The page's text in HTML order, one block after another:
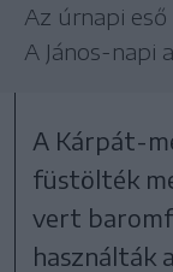
Az úrnapi
A János-napi
A Kárpát-
füstölték
vert
használták